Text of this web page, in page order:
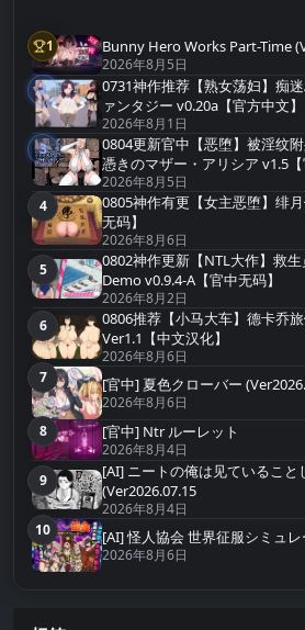
第1名
1 Bunny Hero Works Part-Time
2026年8月5日
第2名
2
0731神作推荐【熟女荡妇】痴
ァンタジー v0.20a【官方中文】
2026年8月1日
第3名
3
0804更新官中【恶堕】被淫纹
憑きのマザー・アリシア v1.5【
2026年8月5日
第4名
4
0805神作有更【女主恶堕】绯
无码】
2026年8月6日
第5名
5
0802神作更新【NTL大作】救
Demo v0.9.4-A【官中无码】
2026年8月2日
第6名
6
0806推荐【小马大车】德卡乔
Ver1.1【中文汉化】
2026年8月6日
第7名
7 [官中] 夏色クローバー
2026年8月6日
第8名
8 [官中] Ntr ルーレット
2026年8月4日
第9名
9
[AI] ニートの俺は见ていること
(Ver2026.07.15
2026年8月4日
第10名
10 [AI] 怪人協会 世界征服シミュ
2026年8月6日